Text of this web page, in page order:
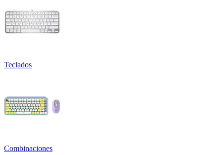
Teclados
Combinaciones